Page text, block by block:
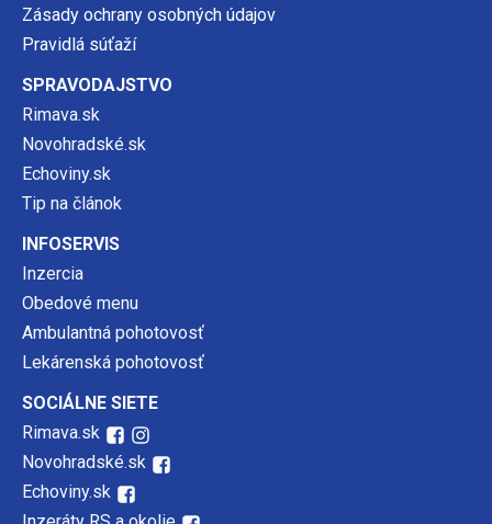
Zásady ochrany osobných údajov
Pravidlá súťaží
SPRAVODAJSTVO
Rimava.sk
Novohradské.sk
Echoviny.sk
Tip na článok
INFOSERVIS
Inzercia
Obedové menu
Ambulantná pohotovosť
Lekárenská pohotovosť
SOCIÁLNE SIETE
Rimava.sk
Novohradské.sk
Echoviny.sk